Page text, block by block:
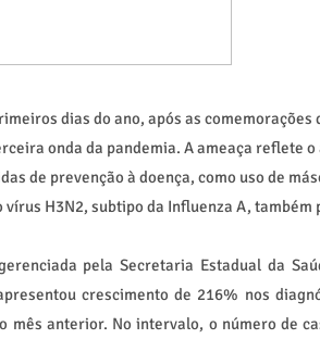
dias do ano, após as comemorações
onda da pandemia. A ameaça reflete
de prevenção à doença, como uso de
H3N2, subtipo da Influenza A, também
pela Secretaria Estadual da
crescimento de 216% nos
mês anterior. No intervalo, o número de